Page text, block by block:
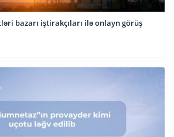
bazarı iştirakçıları ilə onlayn görüş